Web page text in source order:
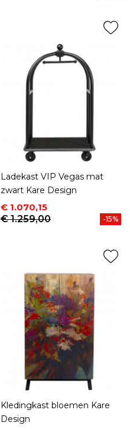
Ladekast VIP Vegas mat
zwart Kare Design
Prijs
€ 1.070,15
Normale prijs
€ 1.259,00
-15%
Kledingkast bloemen Kare
Design